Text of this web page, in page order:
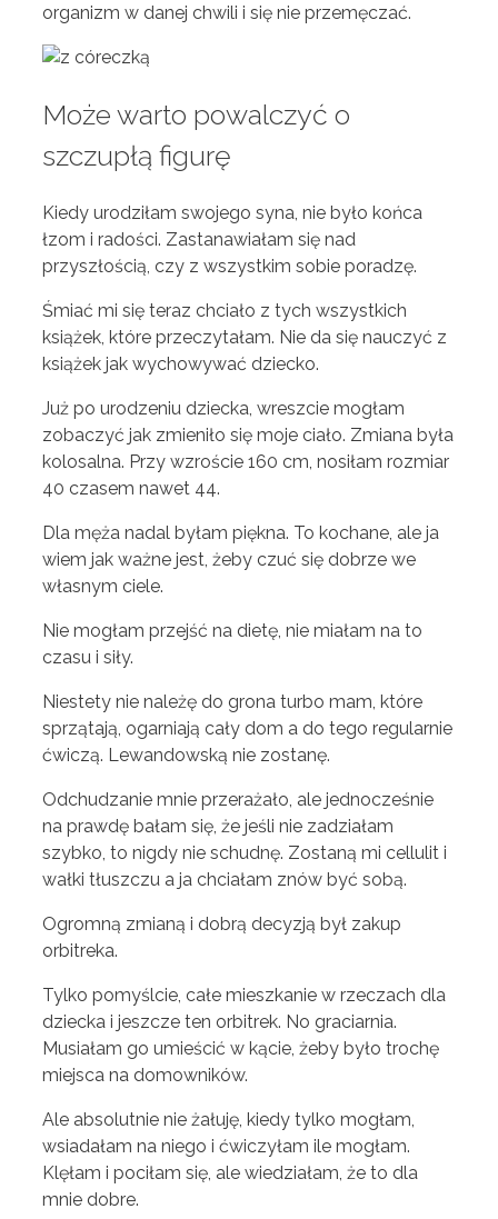
organizm w danej chwili i się nie przemęczać.
Może warto powalczyć o
szczupłą figurę
Kiedy urodziłam swojego syna, nie było końca
łzom i radości. Zastanawiałam się nad
przyszłością, czy z wszystkim sobie poradzę.
Śmiać mi się teraz chciało z tych wszystkich
książek, które przeczytałam. Nie da się nauczyć z
książek jak wychowywać dziecko.
Już po urodzeniu dziecka, wreszcie mogłam
zobaczyć jak zmieniło się moje ciało. Zmiana była
kolosalna. Przy wzroście 160 cm, nosiłam rozmiar
40 czasem nawet 44.
Dla męża nadal byłam piękna. To kochane, ale ja
wiem jak ważne jest, żeby czuć się dobrze we
własnym ciele.
Nie mogłam przejść na dietę, nie miałam na to
czasu i siły.
Niestety nie należę do grona turbo mam, które
sprzątają, ogarniają cały dom a do tego regularnie
ćwiczą. Lewandowską nie zostanę.
Odchudzanie mnie przerażało, ale jednocześnie
na prawdę bałam się, że jeśli nie zadziałam
szybko, to nigdy nie schudnę. Zostaną mi cellulit i
wałki tłuszczu a ja chciałam znów być sobą.
Ogromną zmianą i dobrą decyzją był zakup
orbitreka.
Tylko pomyślcie, całe mieszkanie w rzeczach dla
dziecka i jeszcze ten orbitrek. No graciarnia.
Musiałam go umieścić w kącie, żeby było trochę
miejsca na domowników.
Ale absolutnie nie żałuję, kiedy tylko mogłam,
wsiadałam na niego i ćwiczyłam ile mogłam.
Klęłam i pociłam się, ale wiedziałam, że to dla
mnie dobre.